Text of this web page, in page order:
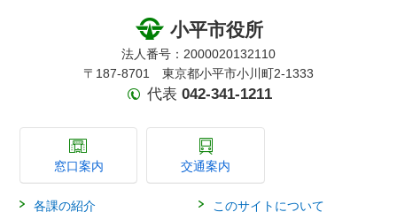
小平市役所
法人番号：2000020132110
〒187-8701 東京都小平市小川町2-1333
代表 042-341-1211
窓口案内 交通案内
各課の紹介 このサイトについて